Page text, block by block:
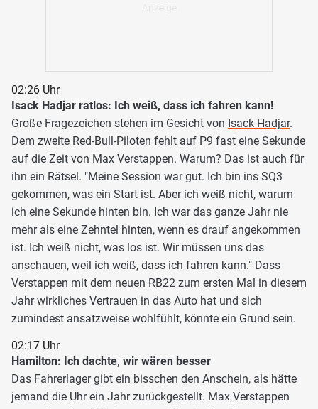
02:26 Uhr
Isack Hadjar ratlos: Ich weiß, dass ich fahren kann!
Große Fragezeichen stehen im Gesicht von Isack Hadjar.
Dem zweite Red-Bull-Piloten fehlt auf P9 fast eine Sekunde
auf die Zeit von Max Verstappen. Warum? Das ist auch für
ihn ein Rätsel. "Meine Session war gut. Ich bin ins SQ3
gekommen, was ein Start ist. Aber ich weiß nicht, warum
ich eine Sekunde hinten bin. Ich war das ganze Jahr nie
mehr als eine Zehntel hinten, wenn es drauf angekommen
ist. Ich weiß nicht, was los ist. Wir müssen uns das
anschauen, weil ich weiß, dass ich fahren kann." Dass
Verstappen mit dem neuen RB22 zum ersten Mal in diesem
Jahr wirkliches Vertrauen in das Auto hat und sich
zumindest ansatzweise wohlfühlt, könnte ein Grund sein.
02:17 Uhr
Hamilton: Ich dachte, wir wären besser
Das Fahrerlager gibt ein bisschen den Anschein, als hätte
jemand die Uhr ein Jahr zurückgestellt. Max Verstappen